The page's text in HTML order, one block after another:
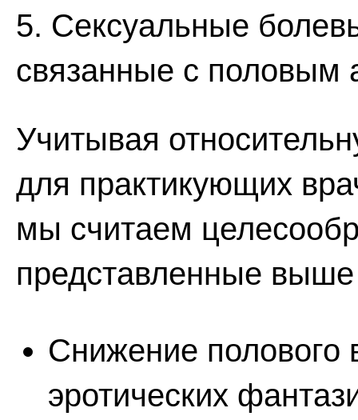
5. Сексуальные
связанные с половым
Учитывая
для практикующих
мы считаем
представленные
Снижение полового
эротических